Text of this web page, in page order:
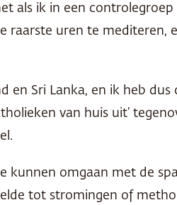
als ik in een
raarste uren te mediteren,
en Sri Lanka, en ik heb
van huis uit’
omgaan met de
tot stromingen of